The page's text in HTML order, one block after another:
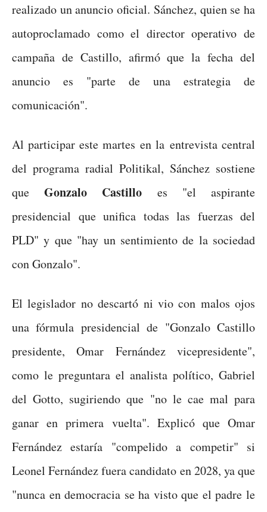
realizado un anuncio oficial. Sánchez, quien se ha
autoproclamado como el director operativo de
campaña de Castillo, afirmó que la fecha del
anuncio es "parte de una estrategia de
comunicación".
Al participar este martes en la entrevista central
del programa radial Politikal, Sánchez sostiene
que Gonzalo Castilloes "el aspirante
presidencial que unifica todas las fuerzas del
PLD" y que "hay un sentimiento de la sociedad
con Gonzalo".
El legislador no descartó ni vio con malos ojos
una fórmula presidencial de "Gonzalo Castillo
presidente, Omar Fernández vicepresidente",
como le preguntara el analista político, Gabriel
del Gotto, sugiriendo que "no le cae mal para
ganar en primera vuelta". Explicó que Omar
Fernández estaría "compelido a competir" si
Leonel Fernández fuera candidato en 2028, ya que
"nunca en democracia se ha visto que el padre le